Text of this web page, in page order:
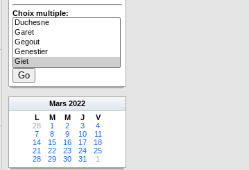
Choix multiple:
Mars 2022
L
M M J
V
28
1 2 3
4
7
8 9 10
11
14
15 16 17
18
21
22 23 24
25
28
29 30 31 1